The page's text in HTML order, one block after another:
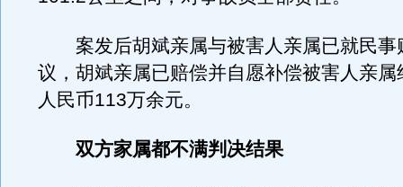
案发后胡斌亲属与被害人亲属已就民事
议，胡斌亲属已赔偿并自愿补偿被害人亲属
人民币113万余元。
双方家属都不满判决结果